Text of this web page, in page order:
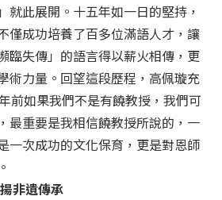
就此展開。十五年如一日的堅持，
僅成功培養了百多位滿語人才，讓
臨失傳」的語言得以薪火相傳，更
術力量。回望這段歷程，高佩璇充
前如果我們不是有饒教授，我們可
最重要是我相信饒教授所說的，一
一次成功的文化保育，更是對恩師
非遺傳承